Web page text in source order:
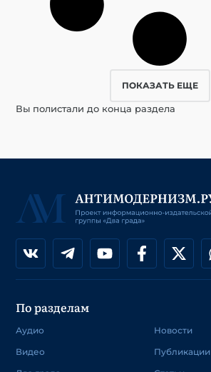
ПОКАЗАТЬ ЕЩЕ
Вы полистали до конца раздела
По разделам
Аудио
Видео
Новости
Публикации